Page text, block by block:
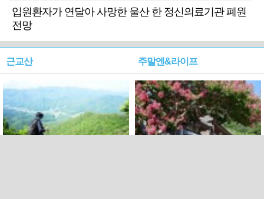
입원환자가 연달아 사망한 울산 한 정신의료기관 폐원
전망
근교산 주말엔&라이프